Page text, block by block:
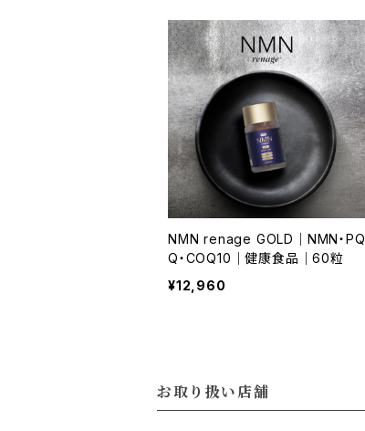
NMN renage GOLD｜NMN・PQ
Q・COQ10｜健康食品｜60粒
¥12,960
お取り扱い店舗